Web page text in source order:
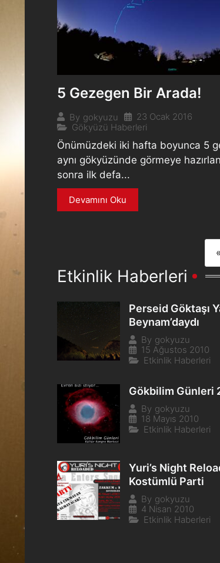
5 Gezegen Bir Arada!
By gokyuzu
23 Ocak 2016
Gökyüzü Haberleri
Önümüzdeki iki hafta boyunca 5
aynı gökyüzünde görmeye
sonra ilk defa...
Devamını Oku
«
Etkinlik Haberleri
Perseid Göktaşı
Beynam’daydı
By gokyuzu
15 Ağustos 2010
Etkinlik Haberleri
Gökbilim Günleri
By gokyuzu
18 Mayıs 2010
Etkinlik Haberleri
Yuri’s Night
Kostümlü Parti
By gokyuzu
4 Nisan 2010
Etkinlik Haberleri